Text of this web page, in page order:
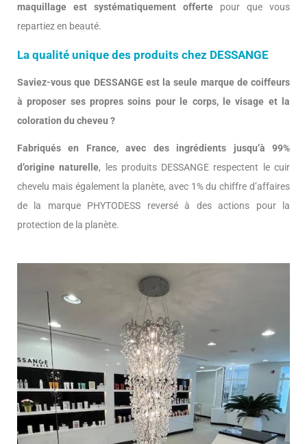
maquillage est systématiquement offerte pour que vous
repartiez en beauté.
La qualité unique des produits chez DESSANGE
Saviez-vous que DESSANGE est la seule marque de coiffeurs
à proposer ses propres soins pour le corps, le visage et la
coloration du cheveu ?
Fabriqués en France, avec des ingrédients jusqu’à 99%
d’origine naturelle, les produits DESSANGE respectent le cuir
chevelu mais également la planète, avec 1% du chiffre d’affaires
de la marque PHYTODESS reversé à des actions pour la
protection de la planète.